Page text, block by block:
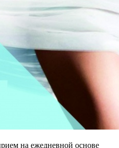
на ежедневной основе